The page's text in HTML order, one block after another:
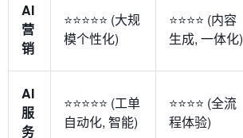
AI
营
销
⭐⭐⭐⭐⭐ (大规
模个性化)
⭐⭐⭐⭐ (内容
生成, 一体化)
AI
服
务
⭐⭐⭐⭐⭐ (工单
自动化, 智能)
⭐⭐⭐⭐ (全流
程体验)